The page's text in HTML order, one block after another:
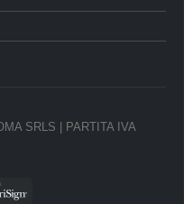
SRLS | PARTITA IVA